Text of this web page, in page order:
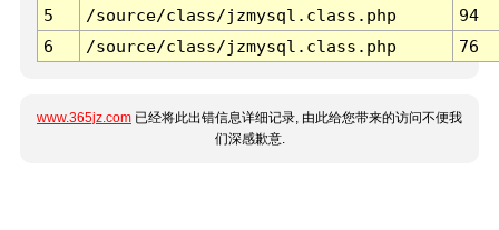
5
/source/class/jzmysql.class.php
94
6
/source/class/jzmysql.class.php 76
www.365jz.com 已经将此出错信息详细记录, 由此给您带来的访问不便我
们深感歉意.